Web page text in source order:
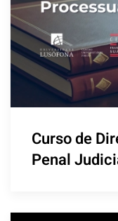
Curso de
Penal